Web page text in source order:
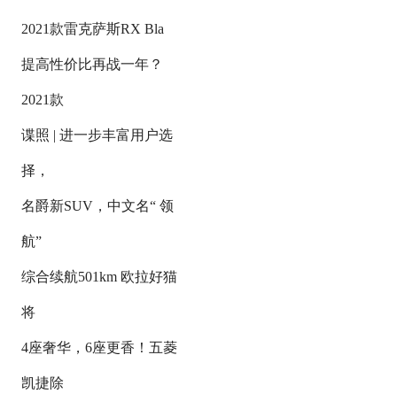
2021款雷克萨斯RX Bla
提高性价比再战一年？
2021款
谍照 | 进一步丰富用户选
择，
名爵新SUV，中文名“ 领
航”
综合续航501km 欧拉好猫
将
4座奢华，6座更香！五菱
凯捷除